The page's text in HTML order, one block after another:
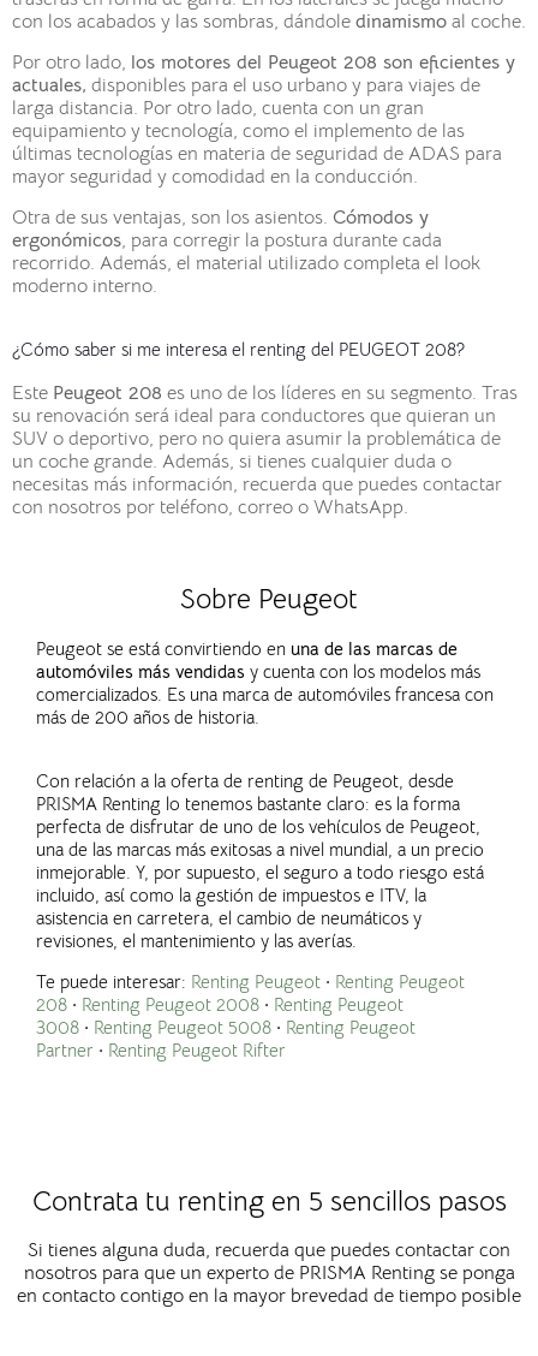
con los acabados y las sombras, dándole dinamismo al coche.
Por otro lado, los motores del Peugeot 208 son eficientes y
actuales, disponibles para el uso urbano y para viajes de
larga distancia. Por otro lado, cuenta con un gran
equipamiento y tecnología, como el implemento de las
últimas tecnologías en materia de seguridad de ADAS para
mayor seguridad y comodidad en la conducción.
Otra de sus ventajas, son los asientos. Cómodos y
ergonómicos, para corregir la postura durante cada
recorrido. Además, el material utilizado completa el look
moderno interno.
¿Cómo saber si me interesa el renting del PEUGEOT 208?
Este Peugeot 208 es uno de los líderes en su segmento. Tras
su renovación será ideal para conductores que quieran un
SUV o deportivo, pero no quiera asumir la problemática de
un coche grande. Además, si tienes cualquier duda o
necesitas más información, recuerda que puedes contactar
con nosotros por teléfono, correo o WhatsApp.
Sobre Peugeot
Peugeot se está convirtiendo en una de las marcas de
automóviles más vendidas y cuenta con los modelos más
comercializados. Es una marca de automóviles francesa con
más de 200 años de historia.
Con relación a la oferta de renting de Peugeot, desde
PRISMA Renting lo tenemos bastante claro: es la forma
perfecta de disfrutar de uno de los vehículos de Peugeot,
una de las marcas más exitosas a nivel mundial, a un precio
inmejorable. Y, por supuesto, el seguro a todo riesgo está
incluido, así como la gestión de impuestos e ITV, la
asistencia en carretera, el cambio de neumáticos y
revisiones, el mantenimiento y las averías.
Te puede interesar: Renting Peugeot · Renting Peugeot
208 · Renting Peugeot 2008 · Renting Peugeot
3008 · Renting Peugeot 5008 · Renting Peugeot
Partner · Renting Peugeot Rifter
Contrata tu renting en 5 sencillos pasos
Si tienes alguna duda, recuerda que puedes contactar con
nosotros para que un experto de PRISMA Renting se ponga
en contacto contigo en la mayor brevedad de tiempo posible